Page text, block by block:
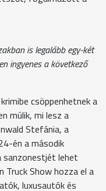
is legalább egy-két
ingyenes a következő
csöppenhetnek a
múlik, mi lesz a
Stefánia, a
én a második
sanzonestjét lehet
Truck Show hozza el a
luxusautók és